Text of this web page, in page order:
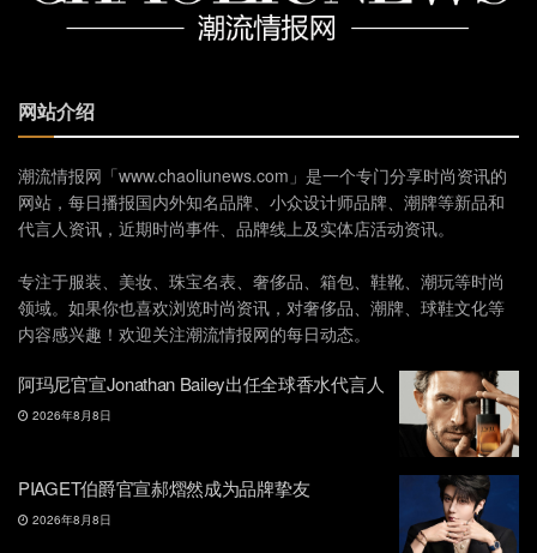
网站介绍
潮流情报网「www.chaoliunews.com」是一个专门分享时尚资讯的
网站，每日播报国内外知名品牌、小众设计师品牌、潮牌等新品和
代言人资讯，近期时尚事件、品牌线上及实体店活动资讯。
专注于服装、美妆、珠宝名表、奢侈品、箱包、鞋靴、潮玩等时尚
领域。如果你也喜欢浏览时尚资讯，对奢侈品、潮牌、球鞋文化等
内容感兴趣！欢迎关注潮流情报网的每日动态。
阿玛尼官宣Jonathan Bailey出任全球香水代言人
2026年8月8日
PIAGET伯爵官宣郝熠然成为品牌挚友
2026年8月8日